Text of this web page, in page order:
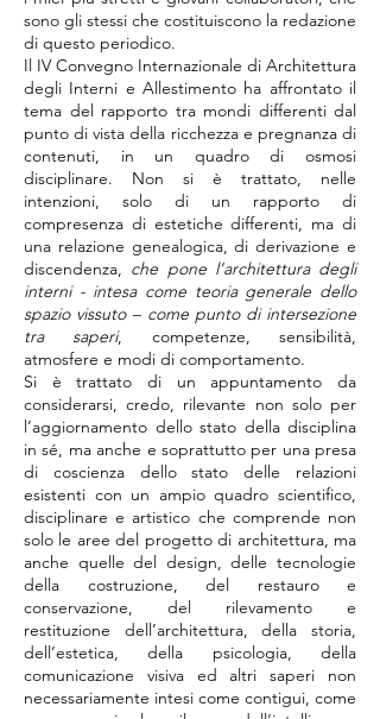
sono gli stessi che costituiscono la redazione
di questo periodico.
Il IV Convegno Internazionale di Architettura
degli Interni e Allestimento ha affrontato il
tema del rapporto tra mondi differenti dal
punto di vista della ricchezza e pregnanza di
contenuti, in un quadro di osmosi
disciplinare. Non si è trattato, nelle
intenzioni, solo di un rapporto di
compresenza di estetiche differenti, ma di
una relazione genealogica, di derivazione e
discendenza, che pone l’architettura degli
interni - intesa come teoria generale dello
spazio vissuto – come punto di intersezione
tra saperi, competenze, sensibilità,
atmosfere e modi di comportamento.
Si è trattato di un appuntamento da
considerarsi, credo, rilevante non solo per
l’aggiornamento dello stato della disciplina
in sé, ma anche e soprattutto per una presa
di coscienza dello stato delle relazioni
esistenti con un ampio quadro scientifico,
disciplinare e artistico che comprende non
solo le aree del progetto di architettura, ma
anche quelle del design, delle tecnologie
della costruzione, del restauro e
conservazione, del rilevamento e
restituzione dell’architettura, della storia,
dell’estetica, della psicologia, della
comunicazione visiva ed altri saperi non
necessariamente intesi come contigui, come